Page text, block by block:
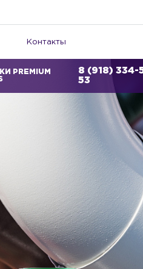
Контакты
PREMIUM
8 (918) 334-
53